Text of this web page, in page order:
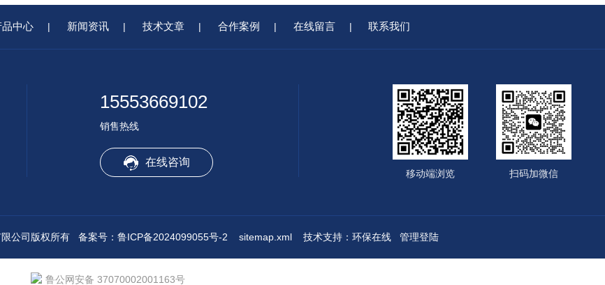
品中心 | 新闻资讯 | 技术文章 | 合作案例 | 在线留言 | 联系我们
15553669102
销售热线
在线咨询
扫码加微信
移动端浏览
公司版权所有 备案号：鲁ICP备2024099055号-2 sitemap.xml技术支持： 环保在线 管理登陆
鲁公网安备 37070002001163号